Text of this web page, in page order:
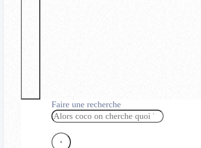
Faire une recherche
Rechercher
×